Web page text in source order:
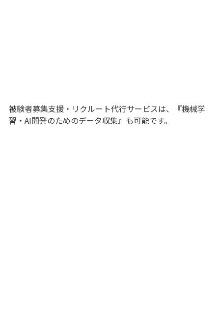
被験者募集支援・リクルート代行サービスは、『機械学
習・AI開発のためのデータ収集』も可能です。